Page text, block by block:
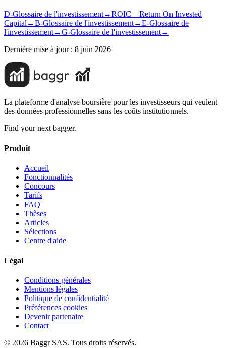
D-Glossaire de l'investissement→ROIC – Return On Invested
Capital →B-Glossaire de l'investissement→E-Glossaire de
l'investissement→G-Glossaire de l'investissement→
Dernière mise à jour : 8 juin 2026
La plateforme d'analyse boursière pour les investisseurs qui veulent
des données professionnelles sans les coûts institutionnels.
Find your next bagger.
Produit
Accueil
Fonctionnalités
Concours
Tarifs
FAQ
Thèses
Articles
Sélections
Centre d'aide
Légal
Conditions générales
Mentions légales
Politique de confidentialité
Préférences cookies
Devenir partenaire
Contact
© 2026 Baggr SAS. Tous droits réservés.